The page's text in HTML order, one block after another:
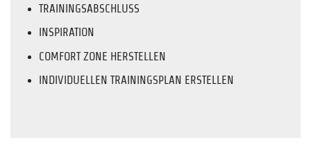
TRAININGSABSCHLUSS
INSPIRATION
COMFORT ZONE HERSTELLEN
INDIVIDUELLEN TRAININGSPLAN ERSTELLEN